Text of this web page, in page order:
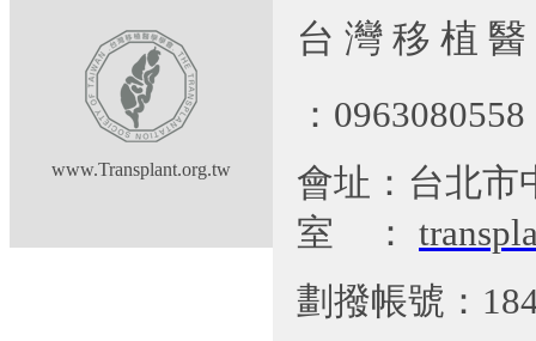
www.Transplant.org.tw
台 灣 移 植
：
會址：台北市
室
：
劃撥帳號：